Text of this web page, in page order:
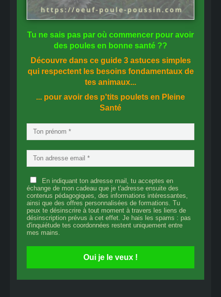
Tu ne sais pas par où commencer pour avoir
des poules en bonne santé ??
Découvre dans ce guide 3 astuces simples
qui respectent les besoins fondamentaux de
tes animaux...
... pour avoir des p'tits poulets en Pleine
Santé
En indiquant ton adresse mail, tu acceptes en
échange de mon cadeau que je t'adresse ensuite des
contenus pédagogiques, des informations intéressantes,
ainsi que des offres personnalisées de formations. Tu
peux te désinscrire à tout moment à travers les liens de
désinscription prévus à cet effet. Je hais les spams : pas
d'inquiétude tes coordonnées restent uniquement entre
mes mains.
Oui je le veux !